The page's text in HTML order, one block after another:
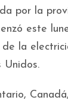
por la
este
la
Unidos.